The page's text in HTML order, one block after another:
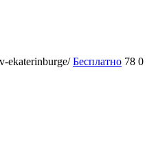
ekaterinburge/ Бесплатно 78 0